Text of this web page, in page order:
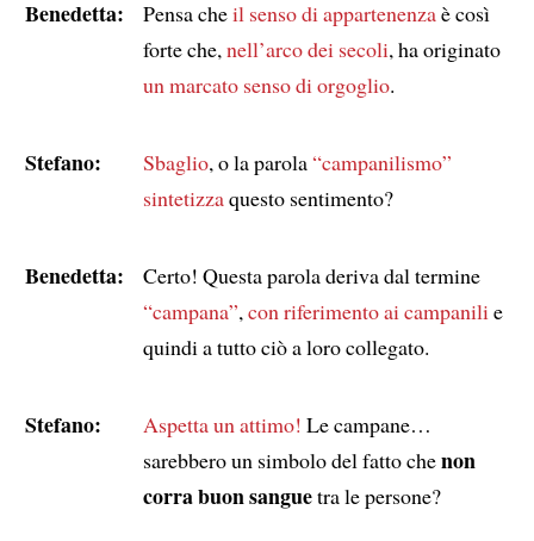
Benedetta: Pensa cheil senso di appartenenzaè così
forte che, nell’arco dei secoli, ha originato
un marcato senso di orgoglio.
Stefano: Sbaglio, o la parola“campanilismo”
sintetizzaquesto sentimento?
Benedetta:
Certo! Questa parola deriva dal termine
“campana”, con riferimento ai campanili e
quindi a tutto ciò a loro collegato.
Stefano: Aspetta un attimo! Le campane…
sarebbero un simbolo del fatto chenon
corra buon sanguetra le persone?